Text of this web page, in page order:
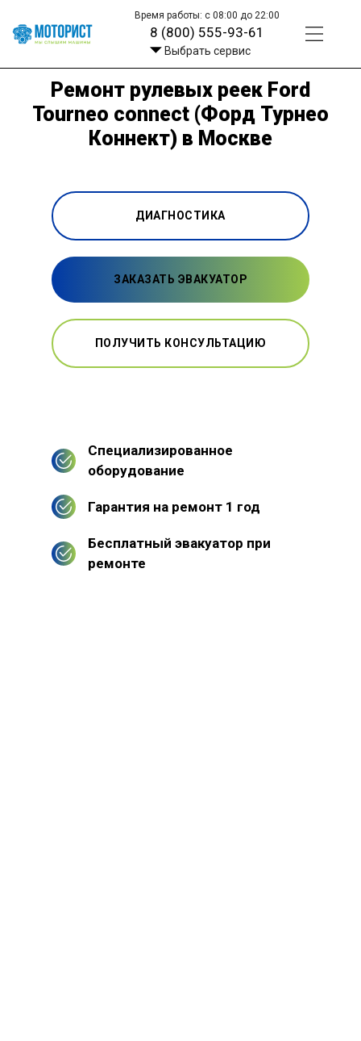
Время работы: с 08:00 до 22:00
8 (800) 555-93-61
Выбрать сервис
Ремонт рулевых реек Ford
Tourneo connect (Форд Турнео
Коннект) в Москве
ДИАГНОСТИКА
ЗАКАЗАТЬ ЭВАКУАТОР
ПОЛУЧИТЬ КОНСУЛЬТАЦИЮ
Специализированное
оборудование
Гарантия на ремонт 1 год
Бесплатный эвакуатор при
ремонте